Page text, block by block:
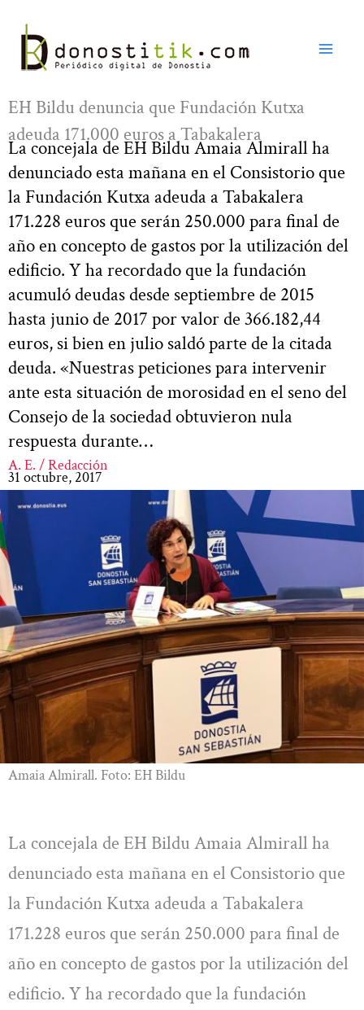
contenido
EH Bildu denuncia que Fundación Kutxa
adeuda 171.000 euros a Tabakalera
La concejala de EH Bildu Amaia Almirall ha
denunciado esta mañana en el Consistorio que
la Fundación Kutxa adeuda a Tabakalera
171.228 euros que serán 250.000 para final de
año en concepto de gastos por la utilización del
edificio. Y ha recordado que la fundación
acumuló deudas desde septiembre de 2015
hasta junio de 2017 por valor de 366.182,44
euros, si bien en julio saldó parte de la citada
deuda. «Nuestras peticiones para intervenir
ante esta situación de morosidad en el seno del
Consejo de la sociedad obtuvieron nula
respuesta durante…
A. E. / Redacción
31 octubre, 2017
Amaia Almirall. Foto: EH Bildu
La concejala de EH Bildu Amaia Almirall ha
denunciado esta mañana en el Consistorio que
la Fundación Kutxa adeuda a Tabakalera
171.228 euros que serán 250.000 para final de
año en concepto de gastos por la utilización del
edificio. Y ha recordado que la fundación